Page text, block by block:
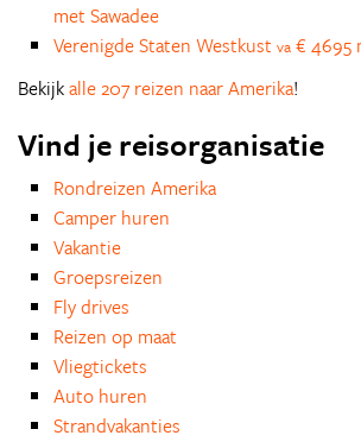
met Sawadee
Verenigde Staten Westkust va € 4695
Bekijkalle 207 reizen naar Amerika!
Vind je reisorganisatie
Rondreizen Amerika
Camper huren
Vakantie
Groepsreizen
Fly drives
Reizen op maat
Vliegtickets
Auto huren
Strandvakanties